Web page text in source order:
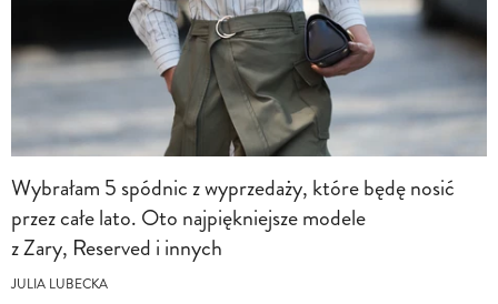
Wybrałam 5 spódnic z wyprzedaży, które będę nosić
przez całe lato. Oto najpiękniejsze modele
z Zary, Reserved i innych
JULIA LUBECKA